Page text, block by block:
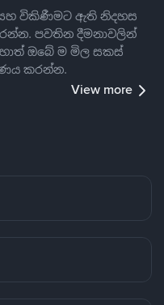
විකිණීමට ඇති නිදහස
පවතින දීමනාවලින්
ඔබේ ම මිල සකස්
කරන්න.
View more